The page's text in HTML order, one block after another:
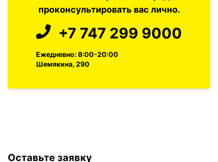
проконсультировать вас лично.
+7 747 299 9000
Ежедневно: 8:00-20:00
Шемякина, 290
Оставьте заявку